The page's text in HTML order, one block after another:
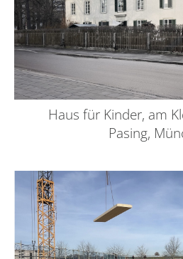
Haus für Kinder, am
Pasing,